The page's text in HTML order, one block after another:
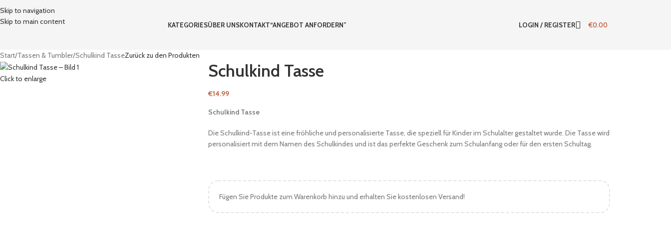
Skip to navigation
Skip to main content
KATEGORIESÜBER UNSKONTAKT“ANGEBOT ANFORDERN” LOGIN / REGISTER €0.00
Start Tassen & Tumbler Schulkind TasseZurück zu den Produkten
Click to enlarge Schulkind Tasse
€14.99
Schulkind Tasse
Die Schulkind-Tasse ist eine fröhliche und personalisierte Tasse, die speziell für Kinder im Schulalter gestaltet wurde. Die Tasse wird
personalisiert mit dem Namen des Schulkindes und ist das perfekte Geschenk zum Schulanfang oder für den ersten Schultag.
Fügen Sie Produkte zum Warenkorb hinzu und erhalten Sie kostenlosen Versand!